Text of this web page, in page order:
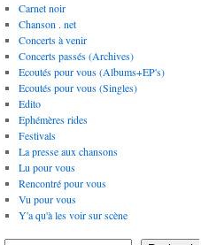
Carnet noir
Chanson . net
Concerts à venir
Concerts passés (Archives)
Ecoutés pour vous (Albums+EP's)
Ecoutés pour vous (Singles)
Edito
Ephémères rides
Festivals
La presse aux chansons
Lu pour vous
Rencontré pour vous
Vu pour vous
Y'a qu'à les voir sur scène